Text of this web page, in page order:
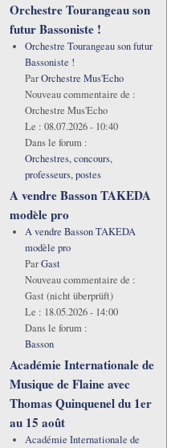
Orchestre Tourangeau son
futur Bassoniste !
Orchestre Tourangeau son futur
Bassoniste !
ParOrchestre Mus'Echo
Nouveau commentaire de :
Orchestre Mus'Echo
Le : 08.07.2026 - 10:40
Dans le forum :
Orchestres, concours,
professeurs, postes
A vendre Basson TAKEDA
modèle pro
A vendre Basson TAKEDA
modèle pro
ParGast
Nouveau commentaire de :
Gast (nicht überprüft)
Le : 18.05.2026 - 14:00
Dans le forum :
Basson
Académie Internationale de
Musique de Flaine avec
Thomas Quinquenel du 1er
au 15 août
Académie Internationale de